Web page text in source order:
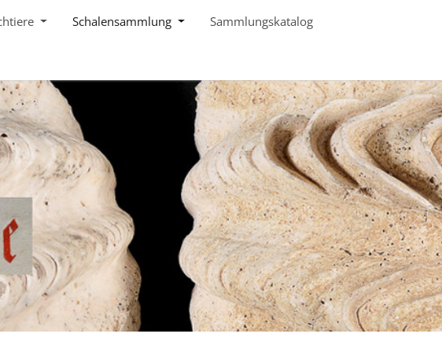
Schalensammlung Sammlungskatalog